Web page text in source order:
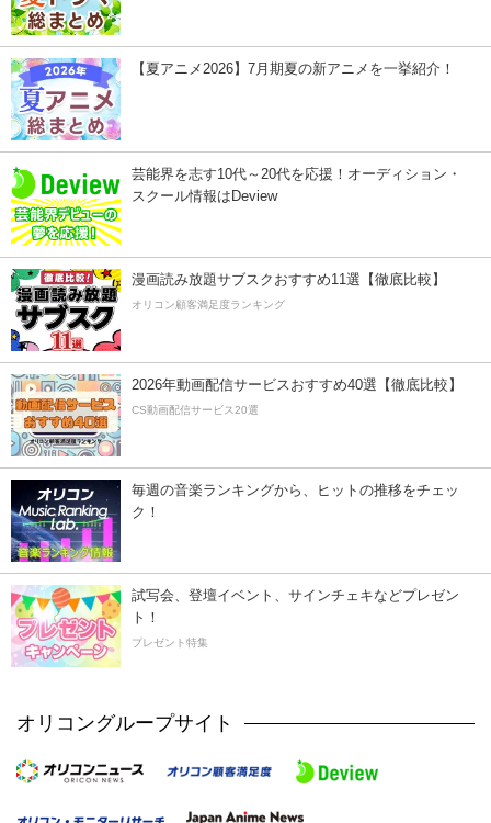
【夏アニメ2026】7月期夏の新アニメを一挙紹介！
芸能界を志す10代～20代を応援！オーディション・
スクール情報はDeview
漫画読み放題サブスクおすすめ11選【徹底比較】
オリコン顧客満足度ランキング
2026年動画配信サービスおすすめ40選【徹底比較】
CS動画配信サービス20選
毎週の音楽ランキングから、ヒットの推移をチェッ
ク！
試写会、登壇イベント、サインチェキなどプレゼン
ト！
プレゼント特集
オリコングループサイト